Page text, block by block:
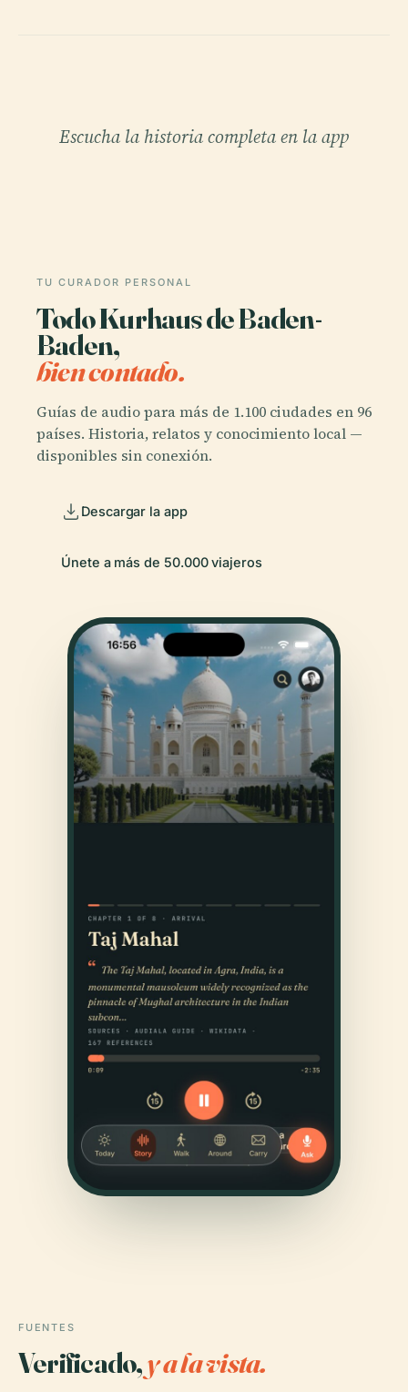
Escucha la historia completa en la app
TU CURADOR PERSONAL
Todo Kurhaus de Baden-
Baden,
bien contado.
Guías de audio para más de 1.100 ciudades en 96
países. Historia, relatos y conocimiento local —
disponibles sin conexión.
Descargar la app
Únete a más de 50.000 viajeros
FUENTES
Verificado,y a la vista.